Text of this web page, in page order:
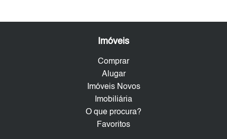
Imóveis
Comprar
Alugar
Imóveis Novos
Imobiliária
O que procura?
Favoritos